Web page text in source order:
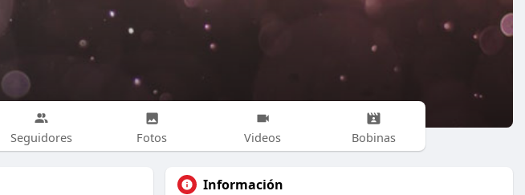
Seguidores Fotos Videos Bobinas
Información